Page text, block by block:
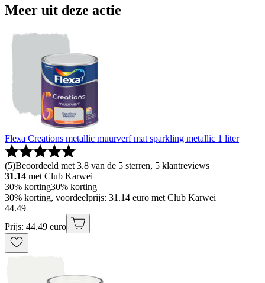
Meer uit deze actie
Flexa Creations metallic muurverf mat sparkling metallic 1 liter
(5)Beoordeeld met 3.8 van de 5 sterren, 5 klantreviews
31.14 met Club Karwei
30% korting30% korting
30% korting, voordeelprijs: 31.14 euro met Club Karwei
44.49
Prijs: 44.49 euro